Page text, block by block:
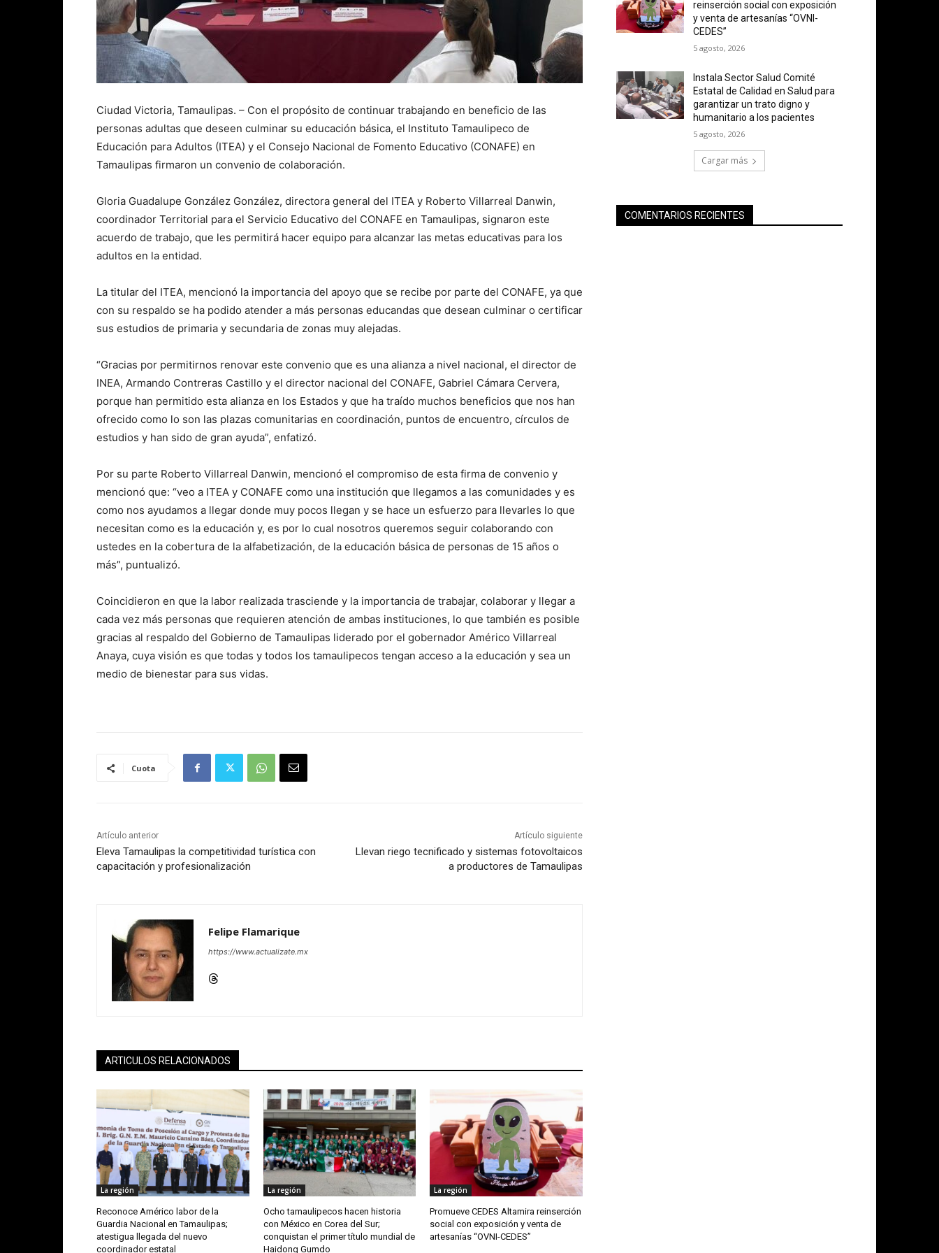
Ciudad Victoria, Tamaulipas. – Con el propósito de continuar trabajando en beneficio de las
personas adultas que deseen culminar su educación básica, el Instituto Tamaulipeco de
Educación para Adultos (ITEA) y el Consejo Nacional de Fomento Educativo (CONAFE) en
Tamaulipas firmaron un convenio de colaboración.
Gloria Guadalupe González González, directora general del ITEA y Roberto Villarreal Danwin,
coordinador Territorial para el Servicio Educativo del CONAFE en Tamaulipas, signaron este
acuerdo de trabajo, que les permitirá hacer equipo para alcanzar las metas educativas para los
adultos en la entidad.
La titular del ITEA, mencionó la importancia del apoyo que se recibe por parte del CONAFE, ya que
con su respaldo se ha podido atender a más personas educandas que desean culminar o certificar
sus estudios de primaria y secundaria de zonas muy alejadas.
“Gracias por permitirnos renovar este convenio que es una alianza a nivel nacional, el director de
INEA, Armando Contreras Castillo y el director nacional del CONAFE, Gabriel Cámara Cervera,
porque han permitido esta alianza en los Estados y que ha traído muchos beneficios que nos han
ofrecido como lo son las plazas comunitarias en coordinación, puntos de encuentro, círculos de
estudios y han sido de gran ayuda”, enfatizó.
Por su parte Roberto Villarreal Danwin, mencionó el compromiso de esta firma de convenio y
mencionó que: “veo a ITEA y CONAFE como una institución que llegamos a las comunidades y es
como nos ayudamos a llegar donde muy pocos llegan y se hace un esfuerzo para llevarles lo que
necesitan como es la educación y, es por lo cual nosotros queremos seguir colaborando con
ustedes en la cobertura de la alfabetización, de la educación básica de personas de 15 años o
más”, puntualizó.
Coincidieron en que la labor realizada trasciende y la importancia de trabajar, colaborar y llegar a
cada vez más personas que requieren atención de ambas instituciones, lo que también es posible
gracias al respaldo del Gobierno de Tamaulipas liderado por el gobernador Américo Villarreal
Anaya, cuya visión es que todas y todos los tamaulipecos tengan acceso a la educación y sea un
medio de bienestar para sus vidas.
Cuota
Artículo anterior
Eleva Tamaulipas la competitividad turística con
capacitación y profesionalización
Artículo siguiente
Llevan riego tecnificado y sistemas fotovoltaicos
a productores de Tamaulipas
Felipe Flamarique
https://www.actualizate.mx
ARTICULOS RELACIONADOS
La región
Reconoce Américo labor de la
Guardia Nacional en Tamaulipas;
atestigua llegada del nuevo
coordinador estatal
La región
Ocho tamaulipecos hacen historia
con México en Corea del Sur;
conquistan el primer título mundial de
Haidong Gumdo
La región
Promueve CEDES Altamira reinserción
social con exposición y venta de
artesanías “OVNI-CEDES”
reinserción social con exposición
y venta de artesanías “OVNI-
CEDES”
5 agosto, 2026
Instala Sector Salud Comité
Estatal de Calidad en Salud para
garantizar un trato digno y
humanitario a los pacientes
5 agosto, 2026
Cargar más
COMENTARIOS RECIENTES